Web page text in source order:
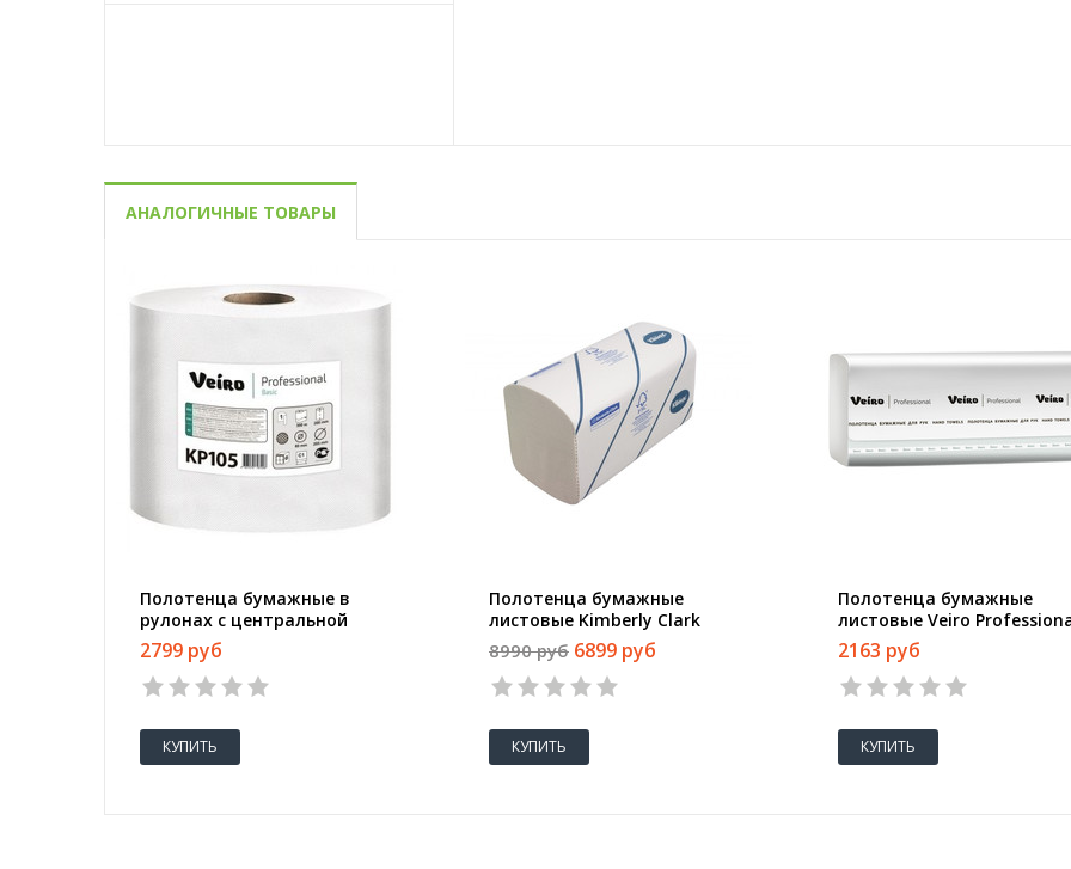
АНАЛОГИЧНЫЕ ТОВАРЫ
Полотенца бумажные в
рулонах с центральной
вытяжкой Veiro Professional C1
Basic 1-слойные 6 рулонов по
300 метров (артикул
2799 руб
КУПИТЬ
Полотенца бумажные
листовые Kimberly Clark
Kleenex Interfold Z-сложения 2-
слойные 15 пачек по 186
листов (артикул
8990 руб 6899 руб
КУПИТЬ
Полотенца бумажные
листовые Veiro
Basic V-сложения 1-
пачек по 250 листов
производителя KV104)
2163 руб
КУПИТЬ